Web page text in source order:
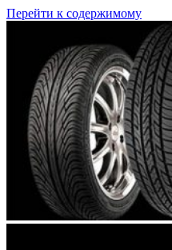
Перейти к содержимому